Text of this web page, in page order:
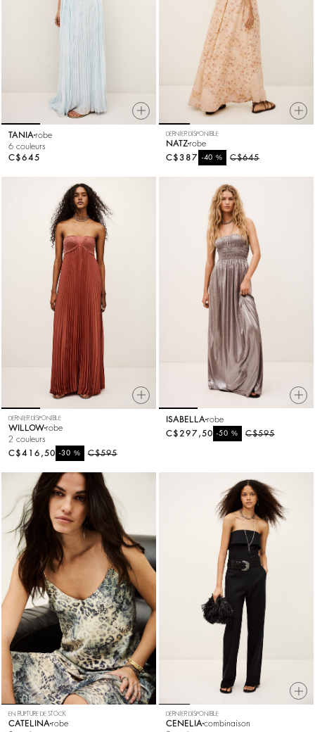
TANIA robe
6 couleurs
C$645
DERNIER DISPONIBLE
NATZrobe
C$645
-40%
C$387
DERNIER DISPONIBLE
WILLOWrobe
2 couleurs
C$595
-30%
C$416,50
ISABELLA robe
C$595
-50%
C$297,50
EN RUPTURE DE STOCK
CATELINA robe
DERNIER DISPONIBLE
CENELIA combinaison